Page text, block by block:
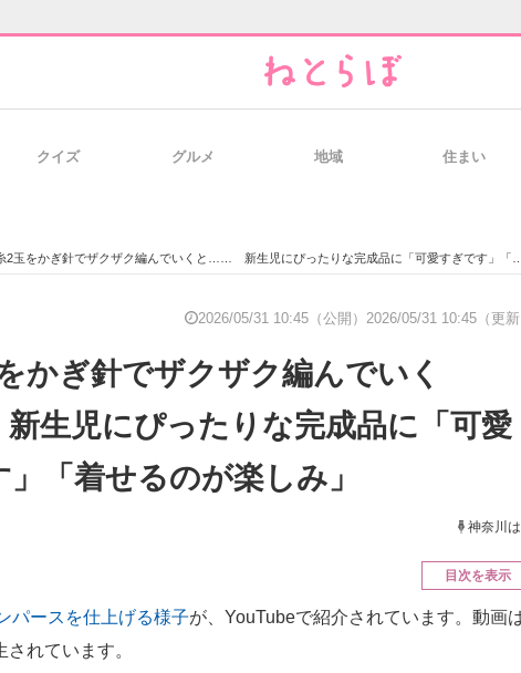
経営
企業向けIT製品の総合サイト IT製品の技術・比較・事例 製造
エ
クイズ グルメ 地域 住まい
2玉をかぎ針でザクザク編んでいくと…… 新生児にぴったりな完成品に「可愛すぎです」「着せるのが楽しみ」
2026/05/31 10:45（公開） 2026/05/31 10:45（更新
かぎ針でザクザク編んでいく
児にぴったりな完成品に「可愛
「着せるのが楽しみ」
神奈川
目次を表示
パースを仕上げる様子が、YouTubeで紹介されています。動画
れています。